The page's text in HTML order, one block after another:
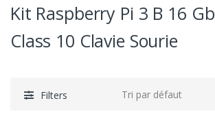
Kit Raspberry Pi 3 B 16 Gb
Class 10 Clavie Sourie
Filters